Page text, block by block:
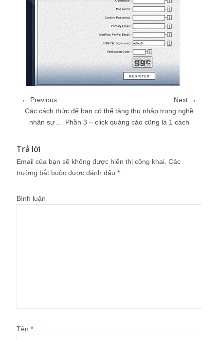
← Previous
Next →
Các cách thức để bạn có thể tăng thu nhập trong nghề
nhân sự … Phần 3 – click quảng cáo cũng là 1 cách
Trả lời
Email của bạn sẽ không được hiển thị công khai. Các
trường bắt buộc được đánh dấu *
Bình luận
Tên *